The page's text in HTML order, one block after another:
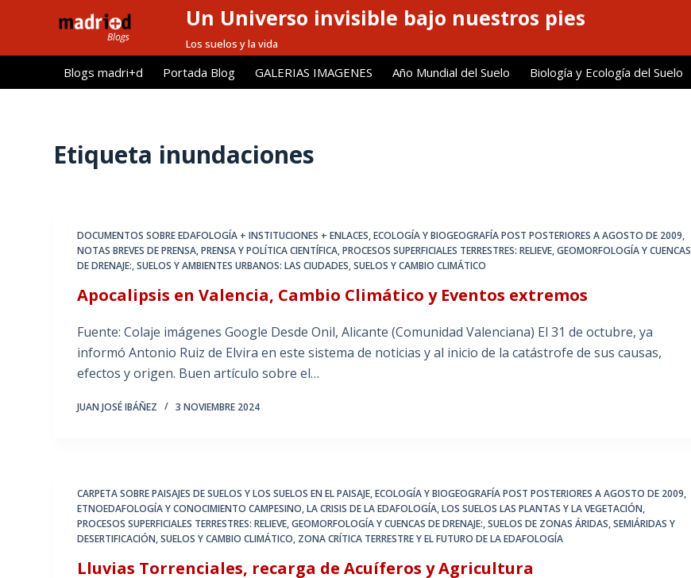
l
Un Universo invisible bajo nuestros pies
Los suelos y la vida
Blogs madri+d Portada Blog GALERIAS IMAGENES Año Mundial del Suelo Biología y Ecología del Suelo
Etiqueta inundaciones
DOCUMENTOS SOBRE EDAFOLOGÍA + INSTITUCIONES + ENLACES,ECOLOGÍA Y BIOGEOGRAFÍA POST POSTERIORES A AGOSTO DE 2009,
NOTAS BREVES DE PRENSA,PRENSA Y POLÍTICA CIENTÍFICA,PROCESOS SUPERFICIALES TERRESTRES: RELIEVE, GEOMORFOLOGÍA Y CUENCAS
DE DRENAJE:,SUELOS Y AMBIENTES URBANOS: LAS CIUDADES,SUELOS Y CAMBIO CLIMÁTICO
Apocalipsis en Valencia, Cambio Climático y Eventos extremos
Fuente: Colaje imágenes Google Desde Onil, Alicante (Comunidad Valenciana) El 31 de octubre, ya
informó Antonio Ruiz de Elvira en este sistema de noticias y al inicio de la catástrofe de sus causas,
efectos y origen. Buen artículo sobre el…
JUAN JOSÉ IBÁÑEZ 3 NOVIEMBRE 2024
CARPETA SOBRE PAISAJES DE SUELOS Y LOS SUELOS EN EL PAISAJE,ECOLOGÍA Y BIOGEOGRAFÍA POST POSTERIORES A AGOSTO DE 2009,
ETNOEDAFOLOGÍA Y CONOCIMIENTO CAMPESINO,LA CRISIS DE LA EDAFOLOGÍA,LOS SUELOS LAS PLANTAS Y LA VEGETACIÓN,
PROCESOS SUPERFICIALES TERRESTRES: RELIEVE, GEOMORFOLOGÍA Y CUENCAS DE DRENAJE:,SUELOS DE ZONAS ÁRIDAS, SEMIÁRIDAS Y
DESERTIFICACIÓN,SUELOS Y CAMBIO CLIMÁTICO, ZONA CRÍTICA TERRESTRE Y EL FUTURO DE LA EDAFOLOGÍA
Lluvias Torrenciales, recarga de Acuíferos y Agricultura